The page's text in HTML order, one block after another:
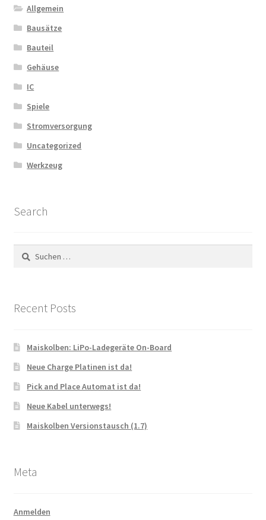
Allgemein
Bausätze
Bauteil
Gehäuse
IC
Spiele
Stromversorgung
Uncategorized
Werkzeug
Search
Suchen
nach:
Recent Posts
Maiskolben: LiPo-Ladegeräte On-Board
Neue Charge Platinen ist da!
Pick and Place Automat ist da!
Neue Kabel unterwegs!
Maiskolben Versionstausch (1.7)
Meta
Anmelden